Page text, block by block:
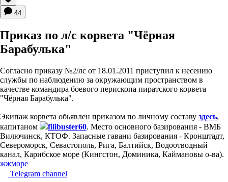
44
Приказ по л/с корвета "Чёрная
Барабулька"
Согласно приказу №2/лс от 18.01.2011 приступил к несению
службы по наблюдению за окружающим пространством в
качестве командира боевого перископа пиратского корвета
"Чёрная Барабулька".
Экипаж корвета обьявлен приказом по личному составу здесь,
капитаном
filibuster60. Место основного базирования - ВМБ
Вилючинск, КТОФ. Запасные гавани базирования - Кронштадт,
Североморск, Севастополь, Рига, Балтийск, Водоотводный
канал, Карибское море (Кингстон, Доминика, Каймановы о-ва).
жжморе
Telegram channel